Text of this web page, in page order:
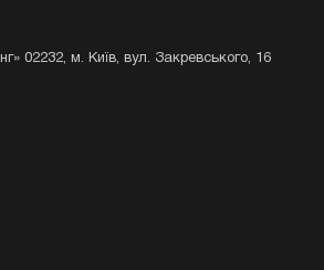
02232, м. Київ, вул. Закревського, 16